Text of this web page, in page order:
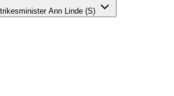
Ann Linde (S)